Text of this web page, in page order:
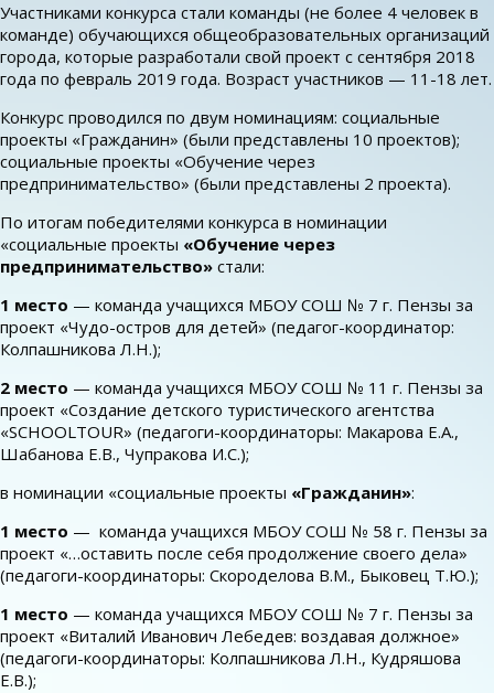
Участниками конкурса стали команды (не более 4 человек в
команде) обучающихся общеобразовательных организаций
города, которые разработали свой проект с сентября 2018
года по февраль 2019 года. Возраст участников — 11-18 лет.
Конкурс проводился по двум номинациям: социальные
проекты «Гражданин» (были представлены 10 проектов);
социальные проекты «Обучение через
предпринимательство» (были представлены 2 проекта).
По итогам победителями конкурса в номинации
«социальные проекты «Обучение через
предпринимательство» стали:
1 место — команда учащихся МБОУ СОШ № 7 г. Пензы за
проект «Чудо-остров для детей» (педагог-координатор:
Колпашникова Л.Н.);
2 место — команда учащихся МБОУ СОШ № 11 г. Пензы за
проект «Создание детского туристического агентства
«SCHOOLTOUR» (педагоги-координаторы: Макарова Е.А.,
Шабанова Е.В., Чупракова И.С.);
в номинации «социальные проекты «Гражданин»:
1 место — команда учащихся МБОУ СОШ № 58 г. Пензы за
проект «…оставить после себя продолжение своего дела»
(педагоги-координаторы: Скороделова В.М., Быковец Т.Ю.);
1 место — команда учащихся МБОУ СОШ № 7 г. Пензы за
проект «Виталий Иванович Лебедев: воздавая должное»
(педагоги-координаторы: Колпашникова Л.Н., Кудряшова
Е.В.);